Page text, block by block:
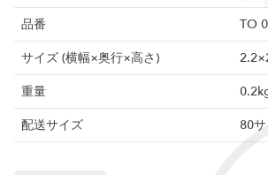
品番
TO
サイズ (横幅×奥行×高さ)
重量
配送サイズ
80